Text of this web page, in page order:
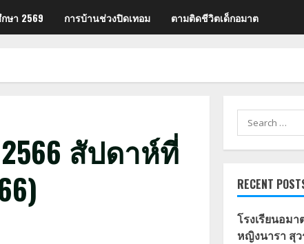
ษา 2569 การบ้านช่วงปิดเทอม ตามติดชีวิตเด็กอมาต
สัปดาห์ที่
Search
for:
RECENT
โรงเรียนอม
หญิงนารา สุ